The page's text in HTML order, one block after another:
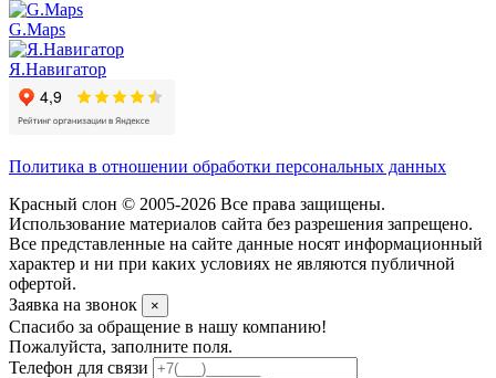
G.Maps
Я.Навигатор
Политика в отношении обработки персональных данных
Красный слон © 2005-2026 Все права защищены.
Использование материалов сайта без разрешения запрещено.
Все представленные на сайте данные носят информационный
характер и ни при каких условиях не являются публичной
офертой.
Заявка на звонок
×
Спасибо за обращение в нашу компанию!
Пожалуйста, заполните поля.
Телефон для связи